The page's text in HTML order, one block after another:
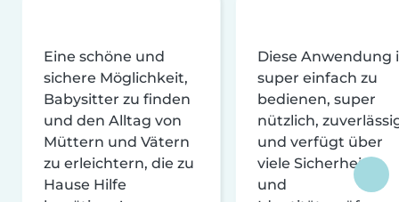
Eine schöne und
sichere Möglichkeit,
Babysitter zu finden
und den Alltag von
Müttern und Vätern
zu erleichtern, die zu
Hause Hilfe
Diese Anwendung
super einfach zu
bedienen, super
nützlich,
und verfügt über
viele Sicherheits-
und